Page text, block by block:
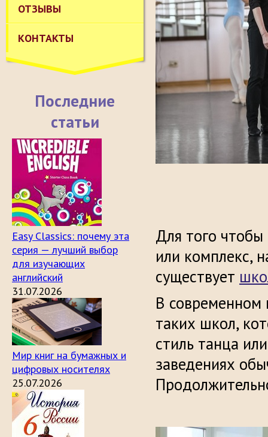
ОТЗЫВЫ
КОНТАКТЫ
Последние
статьи
Easy Classics: почему эта
серия — лучший выбор
для изучающих
английский
31.07.2026
Мир книг на бумажных и
цифровых носителях
25.07.2026
Для того чтобы
или комплекс,
существует
В современном
таких школ,
стиль танца
заведениях